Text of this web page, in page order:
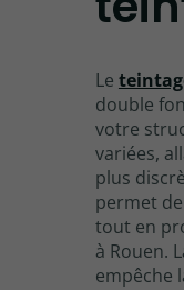
Le
double
votre
variées,
plus
permet
tout en
à Rouen.
empêche